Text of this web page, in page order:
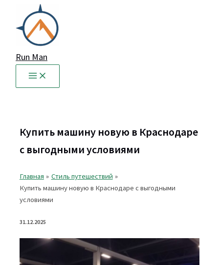
содержимому
Run Man
Купить машину новую в Краснодаре
с выгодными условиями
Главная
Стиль путешествий
Купить машину новую в Краснодаре с выгодными
условиями
31.12.2025